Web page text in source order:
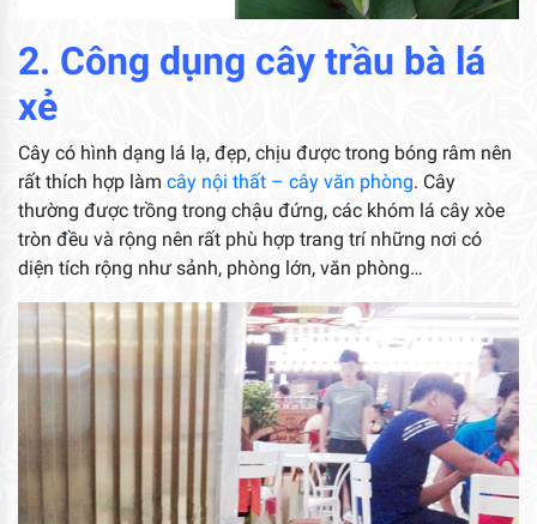
2. Công dụng cây trầu bà lá
xẻ
Cây có hình dạng lá lạ, đẹp, chịu được trong bóng râm nên
rất thích hợp làm cây nội thất – cây văn phòng. Cây
thường được trồng trong chậu đứng, các khóm lá cây xòe
tròn đều và rộng nên rất phù hợp trang trí những nơi có
diện tích rộng như sảnh, phòng lớn, văn phòng…